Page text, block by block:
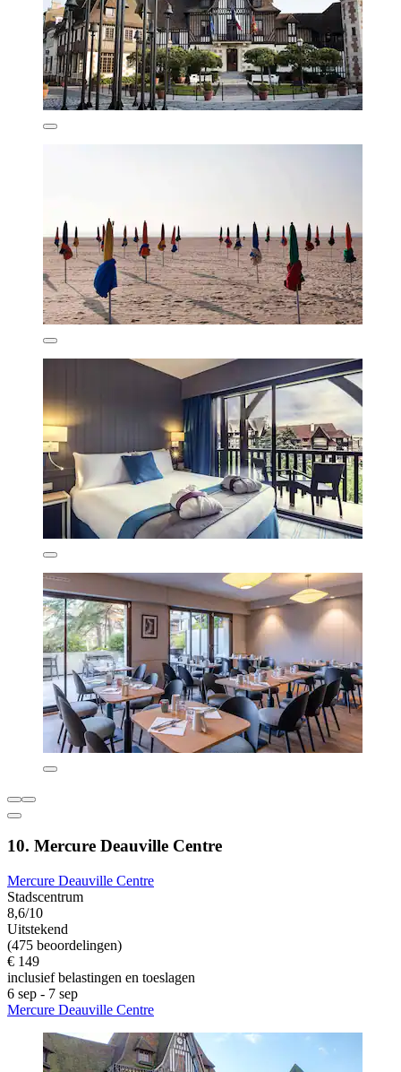
10. Mercure Deauville Centre
Mercure Deauville Centre
Stadscentrum
8,6/10
Uitstekend
(475 beoordelingen)
€ 149
inclusief belastingen en toeslagen
6 sep - 7 sep
Mercure Deauville Centre